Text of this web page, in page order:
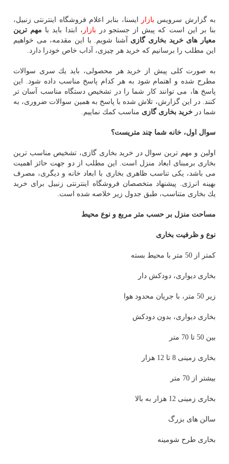
به گزارش سرویس بازار
ایسنا، بنابر اعلام فروشگاه اینترنتی زنبیل،
بنا بر این است كه پیش از جستجو در بازار ، ابتدا باید با مهم ترین
معیار های خرید بخاری گازی آشنا شویم. با این مقدمه، می خواهیم
این مطلب را برسانیم كه خرید هر چیزی، آداب خاص خودرا دارد.
به صورت كلی پیش از خرید هر محصولی، باید یك سری سوالات
مطرح شده و اهتمام شود به هر كدام پاسخ مناسب داده شود. این
پاسخ ها، می توانند كار شما را در تشخیص دستگاه مناسب آسان تر
كنند. در این گزارش، تلاش شده با پاسخ به همین سوالات ضروری، به
شما در خرید بخاری گازی مناسب كمك نماییم.
سوال اول، خانه شما چند متریست؟
اولین و مهم ترین سوال در خرید بخاری گازی، تشخیص مناسب ترین
بخاری برمبنای ابعاد منزل است. این مطلب از دو جهت حائز اهمیت
می باشد، یكی تناسب ظاهری بخاری با ابعاد خانه و دیگری، مصرف
بهینه انرژی. پیشنهاد متخصصان فروشگاه اینترنتی زنبیل برای خرید
یك بخاری متناسب، طبق جدول زیر خلاصه شده است.
مساحت منزل بر حسب متر مربع و نوع محیط
نوع و ظرفیت بخاری
كمتر از 50 متر با محیط بسته
بخاری دیواری، دودكش دار
زیر 50 متر، با جریان محدود هوا
بخاری دیواری، بدون دودكش
بین 50 تا 70 متر
بخاری زمینی 8 تا 12 هزار
بیشتر از 70 متر
بخاری زمینی 12 هزار به بالا
سالن های بزرگ
بخاری طرح شومینه